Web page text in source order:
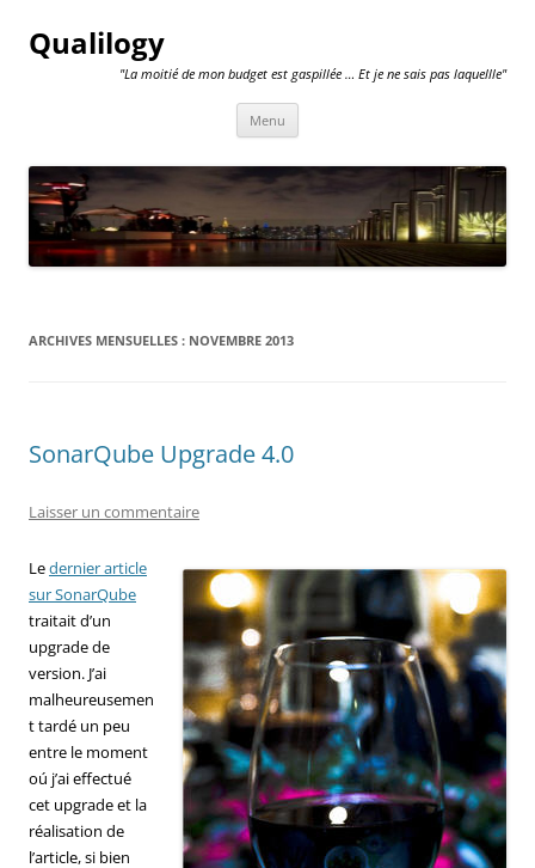
Qualilogy
"La moitié de mon budget est gaspillée … Et je ne sais pas laquellle"
Menu
ARCHIVES MENSUELLES : NOVEMBRE 2013
SonarQube Upgrade 4.0
Laisser un commentaire
Ledernier article
sur SonarQube
traitait d’un
upgrade de
version. J’ai
malheureusemen
t tardé un peu
entre le moment
oú j’ai effectué
cet upgrade et la
réalisation de
l’article, si bien